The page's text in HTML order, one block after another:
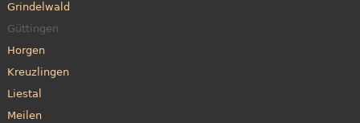
Grindelwald
Güttingen
Horgen
Kreuzlingen
Liestal
Meilen